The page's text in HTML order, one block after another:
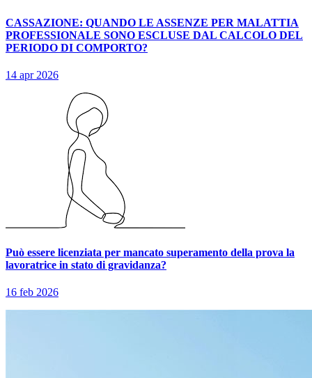
CASSAZIONE: QUANDO LE ASSENZE PER MALATTIA
PROFESSIONALE SONO ESCLUSE DAL CALCOLO DEL
PERIODO DI COMPORTO?
14 apr 2026
Può essere licenziata per mancato superamento della prova la
lavoratrice in stato di gravidanza?
16 feb 2026